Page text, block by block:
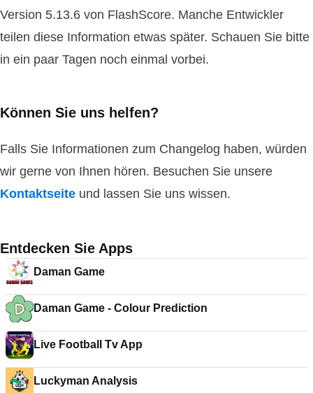
Version 5.13.6 von FlashScore. Manche Entwickler
teilen diese Information etwas später. Schauen Sie bitte
in ein paar Tagen noch einmal vorbei.
Können Sie uns helfen?
Falls Sie Informationen zum Changelog haben, würden
wir gerne von Ihnen hören. Besuchen Sie unsere
Kontaktseite und lassen Sie uns wissen.
Entdecken Sie Apps
Daman Game
Daman Game - Colour Prediction
Live Football Tv App
Luckyman Analysis